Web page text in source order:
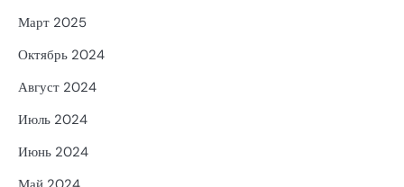
Март 2025
Октябрь 2024
Август 2024
Июль 2024
Июнь 2024